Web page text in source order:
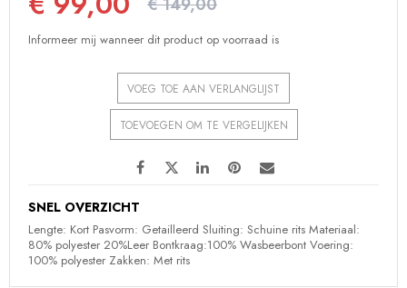
€ 149,00
Informeer mij wanneer dit product op voorraad is
VOEG TOE AAN VERLANGLIJST
TOEVOEGEN OM TE VERGELIJKEN
SNEL OVERZICHT
Lengte: Kort Pasvorm: Getailleerd Sluiting: Schuine rits Materiaal:
80% polyester 20%Leer Bontkraag:100% Wasbeerbont Voering:
100% polyester Zakken: Met rits